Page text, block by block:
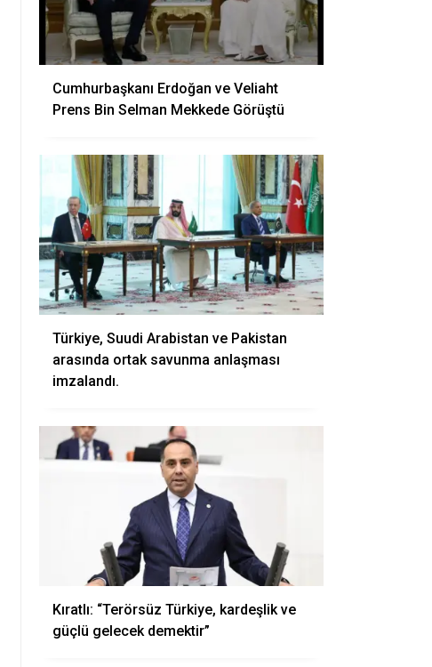
Cumhurbaşkanı Erdoğan ve Veliaht
Prens Bin Selman Mekkede Görüştü
Türkiye, Suudi Arabistan ve Pakistan
arasında ortak savunma anlaşması
imzalandı.
Kıratlı: “Terörsüz Türkiye, kardeşlik ve
güçlü gelecek demektir”